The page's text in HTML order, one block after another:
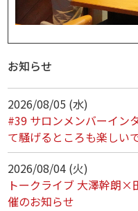
お知らせ
2026/08/05 (水)
#39 サロンメンバーイン
て騒げるところも楽しい
2026/08/04 (火)
トークライブ 大澤幹朗×
催のお知らせ